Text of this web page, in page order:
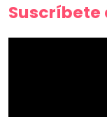
Suscríbete